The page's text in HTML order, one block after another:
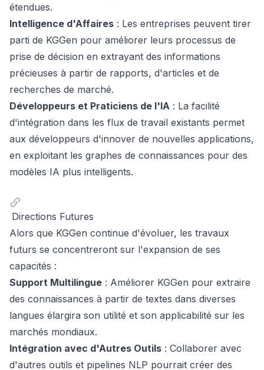
étendues.
Intelligence d'Affaires : Les entreprises peuvent tirer
parti de KGGen pour améliorer leurs processus de
prise de décision en extrayant des informations
précieuses à partir de rapports, d'articles et de
recherches de marché.
Développeurs et Praticiens de l'IA : La facilité
d'intégration dans les flux de travail existants permet
aux développeurs d'innover de nouvelles applications,
en exploitant les graphes de connaissances pour des
modèles IA plus intelligents.
Directions Futures
Alors que KGGen continue d'évoluer, les travaux
futurs se concentreront sur l'expansion de ses
capacités :
Support Multilingue : Améliorer KGGen pour extraire
des connaissances à partir de textes dans diverses
langues élargira son utilité et son applicabilité sur les
marchés mondiaux.
Intégration avec d'Autres Outils : Collaborer avec
d'autres outils et pipelines NLP pourrait créer des